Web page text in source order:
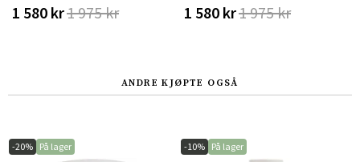
1 580 kr1 975 kr 1 580 kr1 975 kr
ANDRE KJØPTE OGSÅ
-20% På lager -10% På lager